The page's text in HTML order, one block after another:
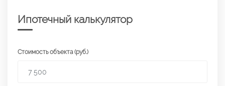
Ипотечный калькулятор
Стоимость объекта (руб.)